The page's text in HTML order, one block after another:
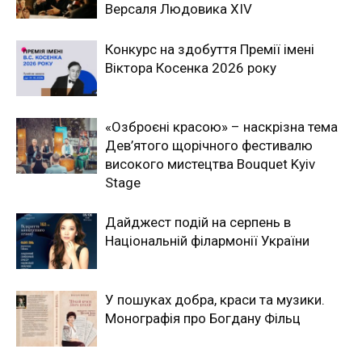
Версаля Людовика XIV
Конкурс на здобуття Премії імені
Віктора Косенка 2026 року
«Озброєні красою» – наскрізна тема
Дев’ятого щорічного фестивалю
високого мистецтва Bouquet Kyiv
Stage
Дайджест подій на серпень в
Національній філармонії України
У пошуках добра, краси та музики.
Монографія про Богдану Фільц